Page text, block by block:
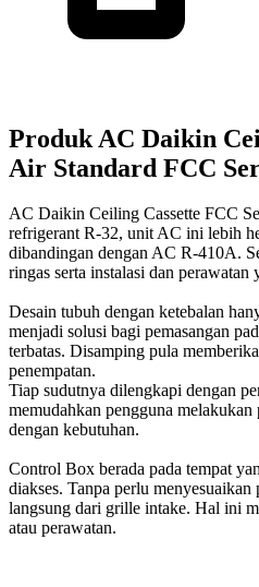
Produk AC Daikin
Air Standard FCC
AC Daikin Ceiling Cassette FCC
refrigerant R-32, unit AC ini lebih
dibandingan dengan AC R-410A.
ringas serta instalasi dan perawatan
Desain tubuh dengan ketebalan
menjadi solusi bagi pemasangan
terbatas. Disamping pula
penempatan.
Tiap sudutnya dilengkapi dengan
memudahkan pengguna melakukan
dengan kebutuhan.
Control Box berada pada tempat
diakses. Tanpa perlu
langsung dari grille intake. Hal ini
atau perawatan.